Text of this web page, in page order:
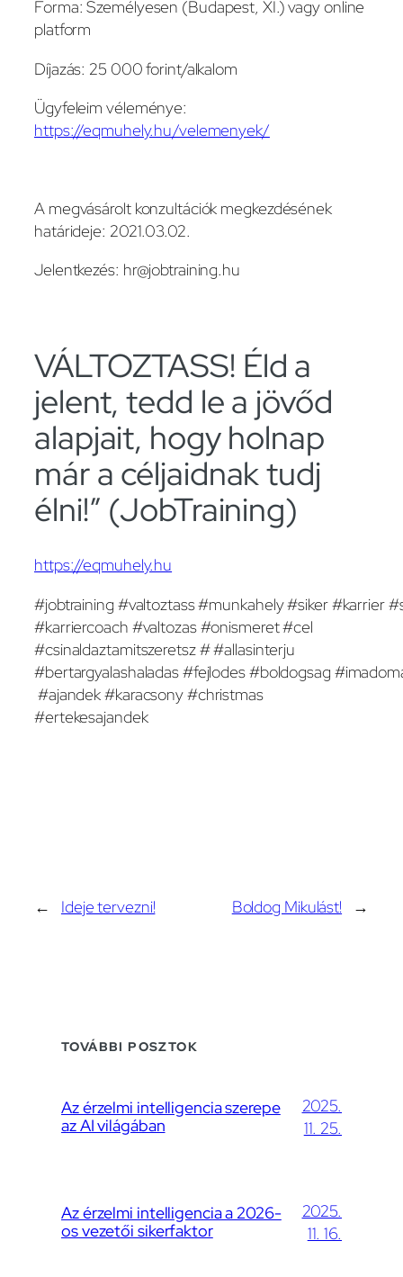
Forma: Személyesen (Budapest, XI.) vagy online
platform
Díjazás: 25 000 forint/alkalom
Ügyfeleim véleménye:
https://eqmuhely.hu/velemenyek/
A megvásárolt konzultációk megkezdésének
határideje: 2021.03.02.
Jelentkezés: hr@jobtraining.hu
VÁLTOZTASS! Éld a
jelent, tedd le a jövőd
alapjait, hogy holnap
már a céljaidnak tudj
élni!” (JobTraining)
https://eqmuhely.hu
#jobtraining #valtoztass #munkahely #siker #karrier
#karriercoach #valtozas #onismeret #cel
#csinaldaztamitszeretsz # #allasinterju
#bertargyalashaladas #fejlodes #boldogsag
#ajandek #karacsony #christmas
#ertekesajandek
← Ideje tervezni! Boldog Mikulást! →
TOVÁBBI POSZTOK
Az érzelmi intelligencia szerepe
az AI világában
2025.
11. 25.
Az érzelmi intelligencia a 2026-
os vezetői sikerfaktor
2025.
11. 16.